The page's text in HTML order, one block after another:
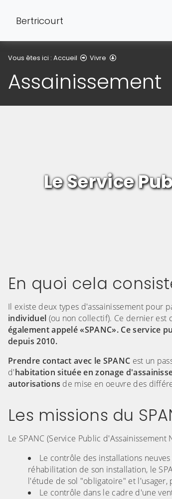
Bertricourt
Vous êtes ici : Accueil Vivre
Assainissement
Le Service
En quoi cela
Il existe deux types d'assainissement pour
individuel (ou non collectif). Ce dernier est
également appelé «SPANC». Ce service
depuis 2010.
Prendre contact avec le SPANC est un
d'habitation située en zonage
autorisations de mise en oeuvre des
Les missions du
Le SPANC (Service Public
Le contrôle des installations
réhabilitation de son installation, le
l'étude de sol "obligatoire" et
Le contrôle dans le cadre d'une